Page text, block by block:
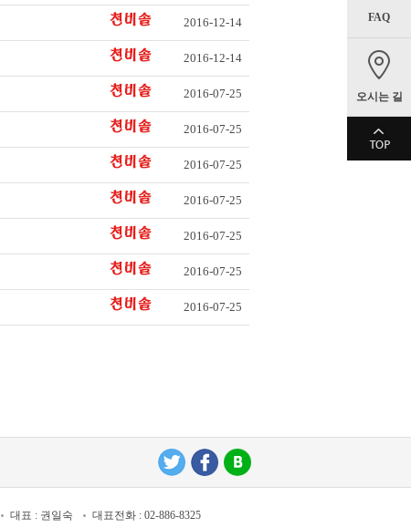
FAQ
오시는 길
2016-12-14
2016-12-14
2016-07-25
2016-07-25
2016-07-25
2016-07-25
2016-07-25
2016-07-25
2016-07-25
대표 : 권일숙
대표전화 : 02-886-8325